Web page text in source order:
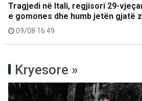
Tragjedi në Itali, regjisori 29-
e gomones dhe humb jetën gjatë
09/08 16:49
Kryesore »